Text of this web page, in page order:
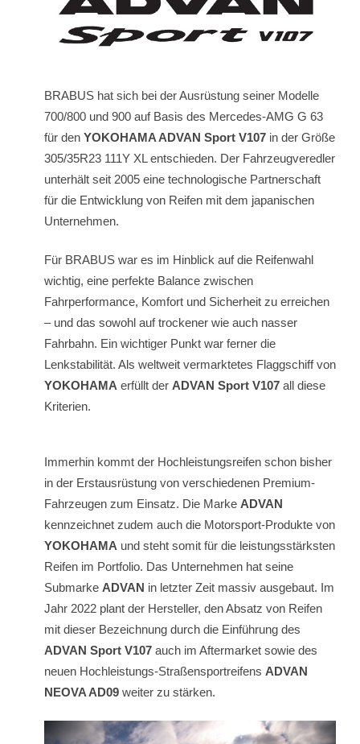
BRABUS hat sich bei der Ausrüstung seiner Modelle
700/800 und 900 auf Basis des Mercedes-AMG G 63
für den YOKOHAMA ADVAN Sport V107 in der Größe
305/35R23 111Y XL entschieden. Der Fahrzeugveredler
unterhält seit 2005 eine technologische Partnerschaft
für die Entwicklung von Reifen mit dem japanischen
Unternehmen.
Für BRABUS war es im Hinblick auf die Reifenwahl
wichtig, eine perfekte Balance zwischen
Fahrperformance, Komfort und Sicherheit zu erreichen
– und das sowohl auf trockener wie auch nasser
Fahrbahn. Ein wichtiger Punkt war ferner die
Lenkstabilität. Als weltweit vermarktetes Flaggschiff von
YOKOHAMA erfüllt der ADVAN Sport V107 all diese
Kriterien.
Immerhin kommt der Hochleistungsreifen schon bisher
in der Erstausrüstung von verschiedenen Premium-
Fahrzeugen zum Einsatz. Die Marke ADVAN
kennzeichnet zudem auch die Motorsport-Produkte von
YOKOHAMA und steht somit für die leistungsstärksten
Reifen im Portfolio. Das Unternehmen hat seine
Submarke ADVAN in letzter Zeit massiv ausgebaut. Im
Jahr 2022 plant der Hersteller, den Absatz von Reifen
mit dieser Bezeichnung durch die Einführung des
ADVAN Sport V107 auch im Aftermarket sowie des
neuen Hochleistungs-Straßensportreifens ADVAN
NEOVA AD09 weiter zu stärken.